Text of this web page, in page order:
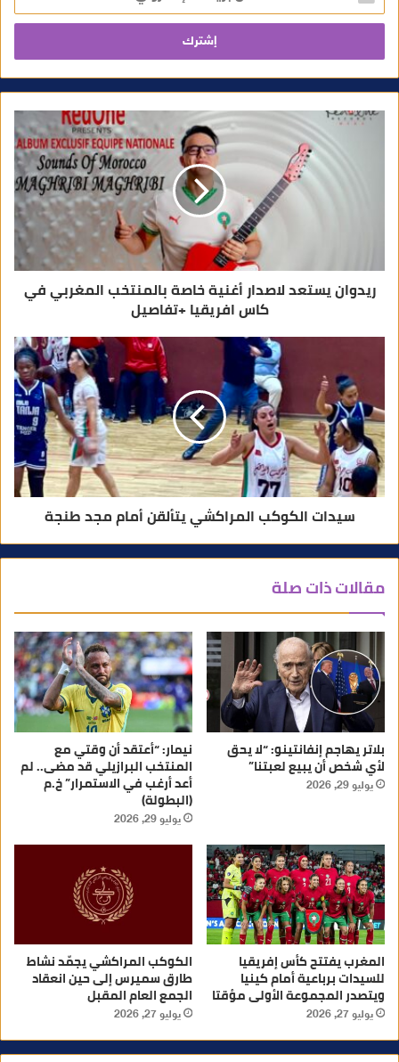
خ
ل
ر
ا
ريدوان يستعد لاصدار أغنية خاصة بالمنتخب المغربي في
كاس افريقيا +تفاصيل
سيدات الكوكب المراكشي يتألقن أمام مجد طنجة
مقالات ذات صلة
بلاتر يهاجم إنفانتينو: “لا يحق
لأي شخص أن يبيع لعبتنا”
يوليو 29, 2026
نيمار: “أعتقد أن وقتي مع
المنتخب البرازيلي قد مضى.. لم
أعد أرغب في الاستمرار” خ.م
(البطولة)
يوليو 29, 2026
المغرب يفتتح كأس إفريقيا
للسيدات برباعية أمام كينيا
ويتصدر المجموعة الأولى مؤقتا
يوليو 27, 2026
الكوكب المراكشي يجمّد نشاط
طارق سميرس إلى حين انعقاد
الجمع العام المقبل
يوليو 27, 2026